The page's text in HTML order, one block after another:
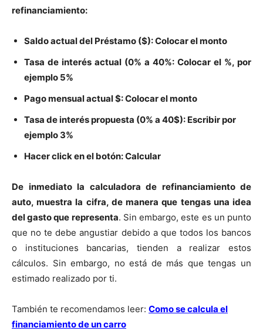
refinanciamiento:
Saldo actual del Préstamo ($): Colocar el monto
Tasa de interés actual (0% a 40%: Colocar el %, por
ejemplo 5%
Pago mensual actual $: Colocar el monto
Tasa de interés propuesta (0% a 40$): Escribir por
ejemplo 3%
Hacer click en el botón: Calcular
De inmediato la calculadora de refinanciamiento de
auto, muestra la cifra, de manera que tengas una idea
del gasto que representa. Sin embargo, este es un punto
que no te debe angustiar debido a que todos los bancos
o instituciones bancarias, tienden a realizar estos
cálculos. Sin embargo, no está de más que tengas un
estimado realizado por ti.
También te recomendamos leer: Como se calcula el
financiamiento de un carro